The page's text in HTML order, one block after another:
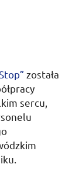
została
sercu,